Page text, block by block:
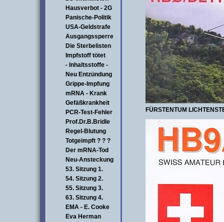
Hausverbot - 2G
Panische-Politik
USA-Geldstrafe
Ausgangssperre
Die Sterbelisten
Impfstoff tötet
- Inhaltsstoffe -
Neu Entzündung
Grippe-Impfung
mRNA - Krank
Gefäßkrankheit
PCR-Test-Fehler
Prof.Dr.B.Bridle
Regel-Blutung
Totgeimpft ? ? ?
Der mRNA-Tod
Neu-Ansteckung
53. Sitzung 1.
54. Sitzung 2.
55. Sitzung 3.
63. Sitzung 4.
EMA - E. Cooke
Eva Herman
FÜRSTENTUM